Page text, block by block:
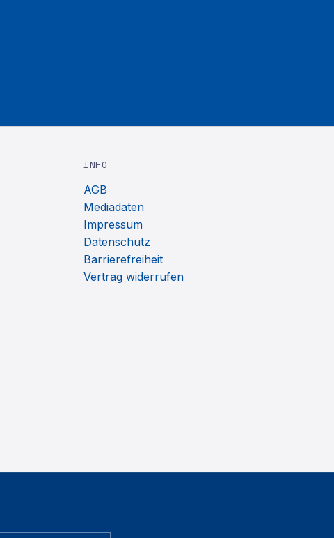
INFO
AGB
Mediadaten
Impressum
Datenschutz
Barrierefreiheit
Vertrag widerrufen